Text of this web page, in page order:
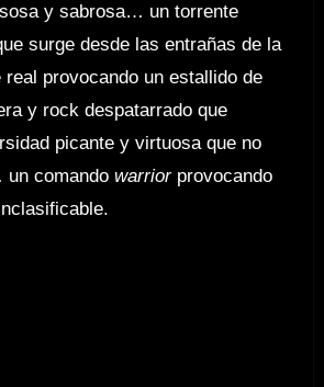
y sabrosa… un torrente
surge desde las entrañas de la
provocando un estallido de
y rock despatarrado que
picante y virtuosa que no
comando warriorprovocando